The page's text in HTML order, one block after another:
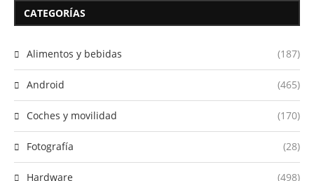
CATEGORÍAS
Alimentos y bebidas (187)
Android (465)
Coches y movilidad (170)
Fotografía (28)
Hardware (498)